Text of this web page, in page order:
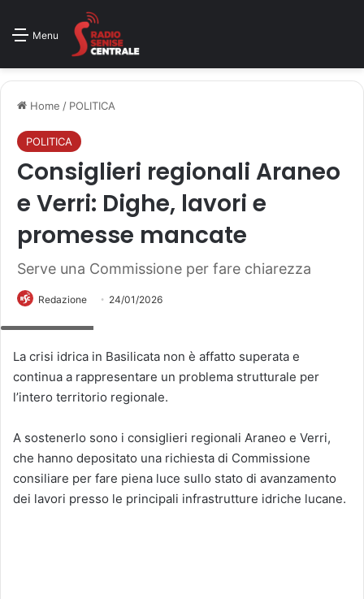
Menu
Home / POLITICA
POLITICA
Consiglieri regionali Araneo
e Verri: Dighe, lavori e
promesse mancate
Serve una Commissione per fare chiarezza
Redazione 24/01/2026
La crisi idrica in Basilicata non è affatto superata e
continua a rappresentare un problema strutturale per
l’intero territorio regionale.
A sostenerlo sono i consiglieri regionali Araneo e Verri,
che hanno depositato una richiesta di Commissione
consiliare per fare piena luce sullo stato di avanzamento
dei lavori presso le principali infrastrutture idriche lucane.